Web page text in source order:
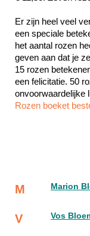
Er zijn heel veel
een speciale
het aantal rozen
geven aan dat je
15 rozen
een felicitatie. 50
Rozen boeket
M Marion
V Vos